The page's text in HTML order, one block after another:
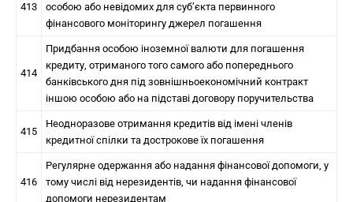
413
особою або невідомих для суб’єкта первинного
фінансового моніторингу джерел погашення
414
Придбання особою іноземної валюти для погашення
кредиту, отриманого того самого або попереднього
банківського дня під зовнішньоекономічний контракт
іншою особою або на підставі договору поручительства
415
Неодноразове отримання кредитів від імені членів
кредитної спілки та дострокове їх погашення
416
Регулярне одержання або надання фінансової допомоги, у
тому числі від нерезидентів, чи надання фінансової
допомоги нерезидентам